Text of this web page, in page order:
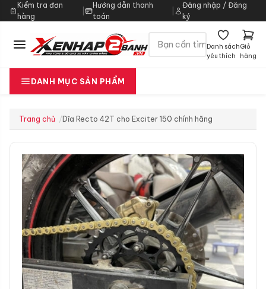
Kiểm tra đơn
hàng
|
Hướng dẫn thanh
toán
Đăng nhập / Đăng
ký
Danh sách
yêu thích
Giỏ
hàng
DANH MỤC SẢN PHẨM
Trang chủ Dĩa Recto 42T cho Exciter 150 chính hãng